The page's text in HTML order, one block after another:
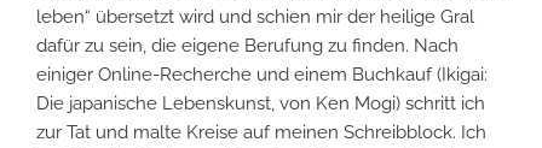
leben“ übersetzt wird und schien mir der heilige Gral
dafür zu sein, die eigene Berufung zu finden. Nach
einiger Online-Recherche und einem Buchkauf (Ikigai:
Die japanische Lebenskunst, von Ken Mogi) schritt ich
zur Tat und malte Kreise auf meinen Schreibblock. Ich